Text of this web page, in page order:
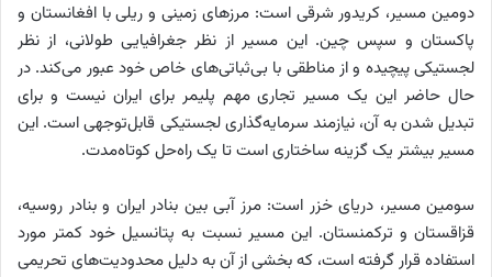
دومین مسیر، کریدور شرقی است: مرزهای زمینی و ریلی با افغانستان و
پاکستان و سپس چین. این مسیر از نظر جغرافیایی طولانی، از نظر
لجستیکی پیچیده و از مناطقی با بی‌ثباتی‌های خاص خود عبور می‌کند. در
حال حاضر این یک مسیر تجاری مهم پلیمر برای ایران نیست و برای
تبدیل شدن به آن، نیازمند سرمایه‌گذاری لجستیکی قابل‌توجهی است. این
مسیر بیشتر یک گزینه ساختاری است تا یک راه‌حل کوتاه‌مدت.
سومین مسیر، دریای خزر است: مرز آبی بین بنادر ایران و بنادر روسیه،
قزاقستان و ترکمنستان. این مسیر نسبت به پتانسیل خود کمتر مورد
استفاده قرار گرفته است، که بخشی از آن به دلیل محدودیت‌های تحریمی